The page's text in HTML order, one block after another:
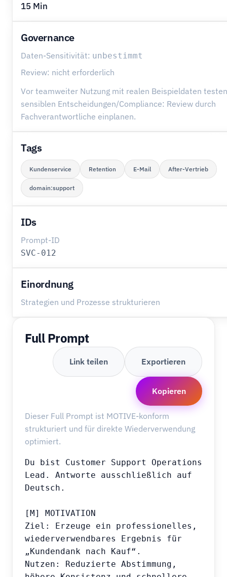
15 Min
Governance
Daten-Sensitivität: unbestimmt
Review: nicht erforderlich
Vor teamweiter Nutzung mit realen Beispieldaten
sensiblen Entscheidungen/Compliance: Review durch
Fachverantwortliche einplanen.
Tags
Kundenservice Retention E-Mail After-Vertrieb
domain:support
IDs
Prompt-ID
SVC-012
Einordnung
Strategien und Prozesse strukturieren
Full Prompt
Link teilen Exportieren
Kopieren
Dieser Full Prompt ist MOTIVE-konform
strukturiert und für direkte Wiederverwendung
optimiert.
Du bist Customer Support Operations
Lead. Antworte ausschließlich auf
Deutsch.
[M] MOTIVATION
Ziel: Erzeuge ein professionelles,
wiederverwendbares Ergebnis für
„Kundendank nach Kauf“.
Nutzen: Reduzierte Abstimmung,